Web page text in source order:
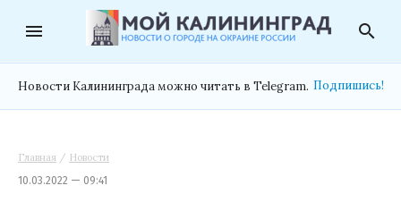
menu search
Новости Калининграда можно читать в Telegram. Подпишись!
Главная / Новости
10.03.2022 — 09:41